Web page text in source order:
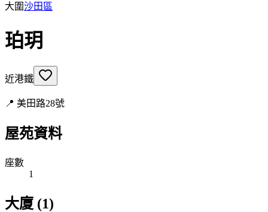
大圍 沙田區
珀玥
近港鐵
📍 美田路28號
屋苑資料
座數
1
大廈 (1)